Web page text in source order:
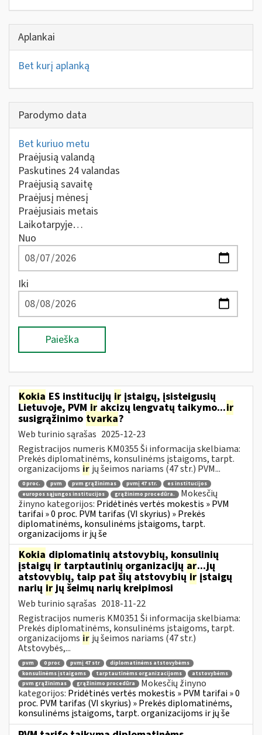
Aplankai
Bet kurį aplanką
Parodymo data
Bet kuriuo metu
Praėjusią valandą
Paskutines 24 valandas
Praėjusią savaitę
Praėjusį mėnesį
Praėjusiais metais
Laikotarpyje…
Nuo
Iki
Paieška
Kokia ES institucijų ir įstaigų, įsisteigusių
Lietuvoje, PVM ir akcizų lengvatų taikymo...ir
susigrąžinimo tvarka?
Web turinio sąrašas 2025-12-23
Registracijos numeris KM0355 Ši informacija skelbiama:
Prekės diplomatinėms, konsulinėms įstaigoms, tarpt.
organizacijoms ir jų šeimos nariams (47 str.) PVM...
0 proc. pvm pvm grąžinimas pvmį 47 str.
es institucijos
europos sąjungos institucijos
grąžinimo procedūra.
Mokesčių
žinyno kategorijos: Pridėtinės vertės mokestis » PVM
tarifai » 0 proc. PVM tarifas (VI skyrius) » Prekės
diplomatinėms, konsulinėms įstaigoms, tarpt.
organizacijoms ir jų še
Kokia diplomatinių atstovybių, konsulinių
įstaigų ir tarptautinių organizacijų ar...jų
atstovybių, taip pat šių atstovybiųir įstaigų
narių irjų šeimų narių kreipimosi
Web turinio sąrašas 2018-11-22
Registracijos numeris KM0351 Ši informacija skelbiama:
Prekės diplomatinėms, konsulinėms įstaigoms, tarpt.
organizacijoms ir jų šeimos nariams (47 str.)
Atstovybės,...
pvm 0 proc pvmį 47 str
diplomatinėms atstovybėms
konsulinėms įstaigoms
tarptautinėms organizacijoms
atstovybėms
pvm grąžinimas
grąžinimo procedūra
Mokesčių žinyno
kategorijos: Pridėtinės vertės mokestis » PVM tarifai » 0
proc. PVM tarifas (VI skyrius) » Prekės diplomatinėms,
konsulinėms įstaigoms, tarpt. organizacijoms ir jų še